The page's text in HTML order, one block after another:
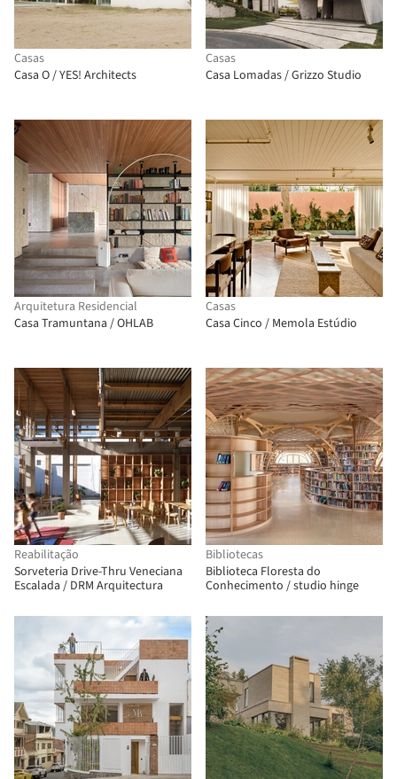
Casas
Casa O / YES! Architects
Casas
Casa Lomadas / Grizzo Studio
Arquitetura Residencial
Casa Tramuntana / OHLAB
Casas
Casa Cinco / Memola Estúdio
Reabilitação
Sorveteria Drive-Thru Veneciana
Escalada / DRM Arquitectura
Bibliotecas
Biblioteca Floresta do
Conhecimento / studio hinge